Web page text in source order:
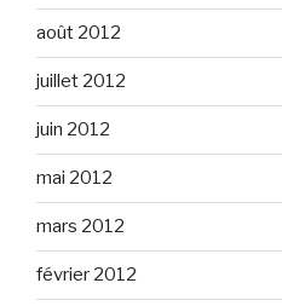
août 2012
juillet 2012
juin 2012
mai 2012
mars 2012
février 2012